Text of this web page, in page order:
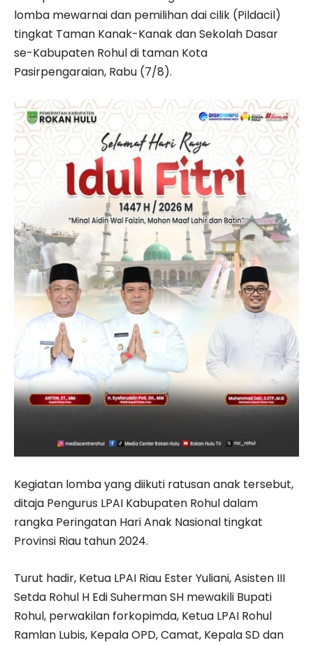
lomba mewarnai dan pemilihan dai cilik (Pildacil)
tingkat Taman Kanak-Kanak dan Sekolah Dasar
se-Kabupaten Rohul di taman Kota
Pasirpengaraian, Rabu (7/8).
Kegiatan lomba yang diikuti ratusan anak tersebut,
ditaja Pengurus LPAI Kabupaten Rohul dalam
rangka Peringatan Hari Anak Nasional tingkat
Provinsi Riau tahun 2024.
Turut hadir, Ketua LPAI Riau Ester Yuliani, Asisten III
Setda Rohul H Edi Suherman SH mewakili Bupati
Rohul, perwakilan forkopimda, Ketua LPAI Rohul
Ramlan Lubis, Kepala OPD, Camat, Kepala SD dan